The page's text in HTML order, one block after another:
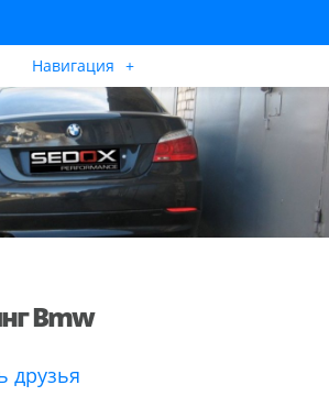
Навигация +
Bmw
друзья